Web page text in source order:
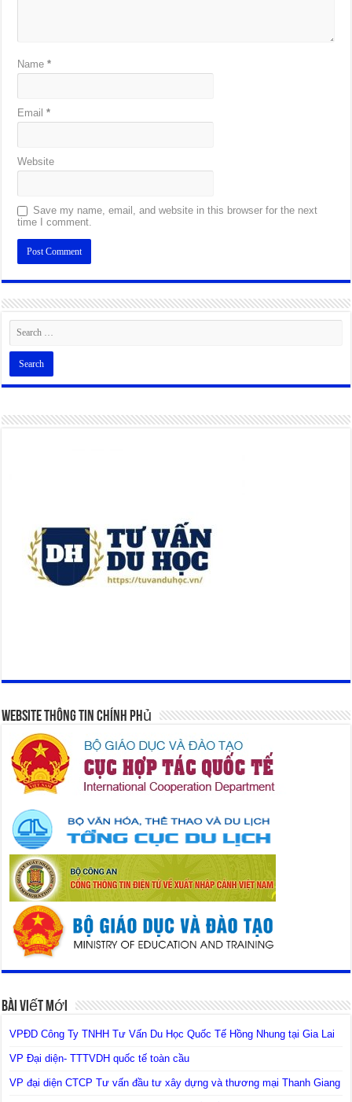
Name*
Email*
Website
Save my name, email, and website in this browser for the next
time I comment.
Alternative:
Website Thông Tin Chính Phủ
Bài Viết Mới
VPĐD Công Ty TNHH Tư Vấn Du Học Quốc Tế Hồng Nhung tại Gia Lai
VP Đại diện- TTTVDH quốc tế toàn cầu
VP đại diện CTCP Tư vấn đầu tư xây dựng và thương mại Thanh Giang